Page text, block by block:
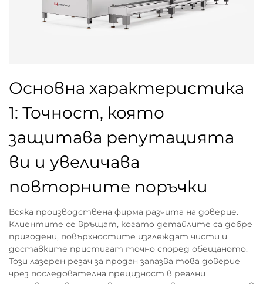
Основна характеристика
1: Точност, която
защитава репутацията
ви и увеличава
повторните поръчки
Всяка производствена фирма разчита на доверие.
Клиентите се връщат, когато детайлите са добре
пригодени, повърхностите изглеждат чисти и
доставките пристигат точно според обещаното.
Този лазерен резач за продан запазва това доверие
чрез последователна прецизност в реални